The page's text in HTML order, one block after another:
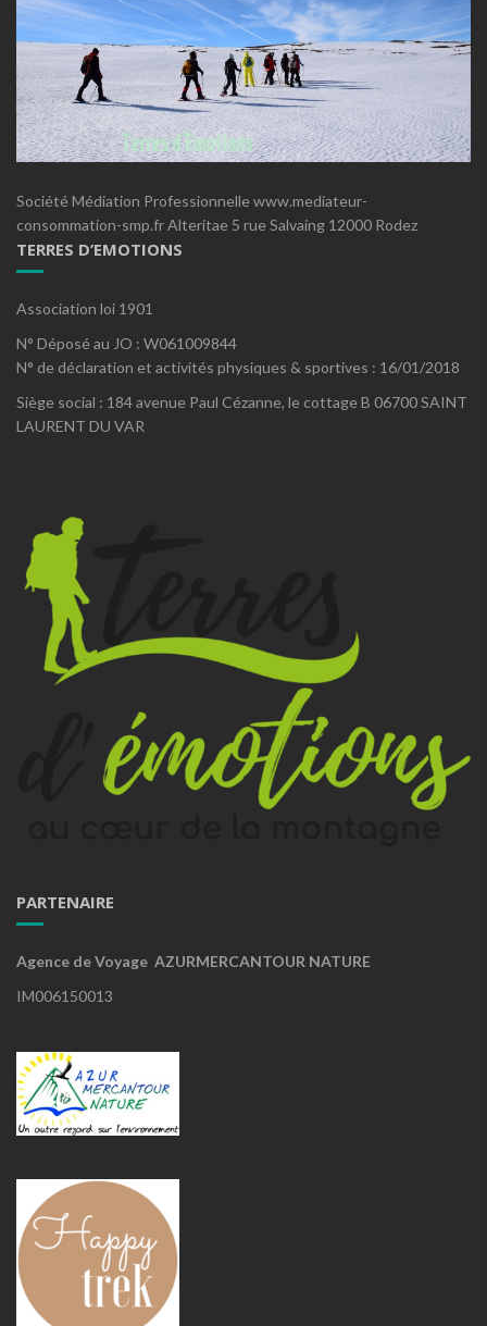
Société Médiation Professionnelle www.mediateur-
consommation-smp.fr Alteritae 5 rue Salvaing 12000 Rodez
TERRES D’EMOTIONS
Association loi 1901
N° Déposé au JO : W061009844
N° de déclaration et activités physiques & sportives : 16/01/2018
Siège social : 184 avenue Paul Cézanne, le cottage B 06700 SAINT
LAURENT DU VAR
PARTENAIRE
Agence de Voyage AZURMERCANTOUR NATURE
IM006150013